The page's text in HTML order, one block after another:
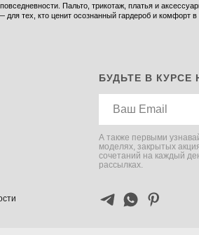
Пальто, трикотаж, платья и
тех, кто ценит осознанный гардероб и комфорт
БУДЬТЕ В КУРСЕ
А также первыми
моделях, закрытых
сочетаний на каждый
рассылках.